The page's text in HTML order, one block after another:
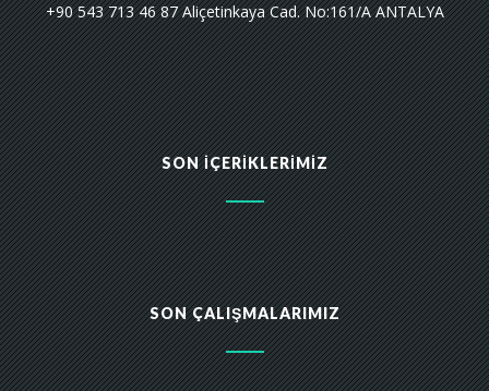
+90 543 713 46 87 Aliçetinkaya Cad. No:161/A ANTALYA
SON İÇERIKLERIMIZ
SON ÇALIŞMALARIMIZ